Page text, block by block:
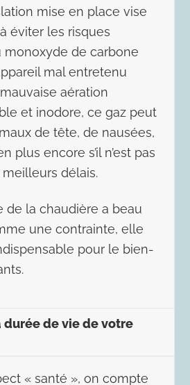
mise en place vise
éviter les risques
monoxyde de carbone
mal entretenu
aération
et inodore, ce gaz peut
de tête, de nausées,
plus encore s’il n’est pas
délais.
de la chaudière a beau
une contrainte, elle
pour le bien-
durée de vie de votre
« santé », on compte